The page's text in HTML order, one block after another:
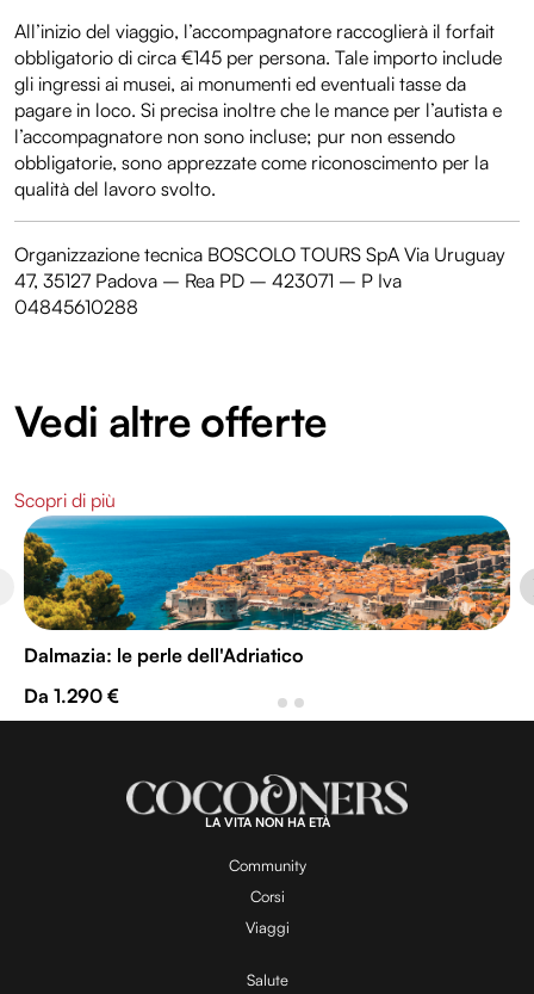
All’inizio del viaggio, l’accompagnatore raccoglierà il forfait
obbligatorio di circa €145 per persona. Tale importo include
gli ingressi ai musei, ai monumenti ed eventuali tasse da
pagare in loco. Si precisa inoltre che le mance per l’autista e
l’accompagnatore non sono incluse; pur non essendo
obbligatorie, sono apprezzate come riconoscimento per la
qualità del lavoro svolto.
Organizzazione tecnica BOSCOLO TOURS SpA Via Uruguay
47, 35127 Padova – Rea PD – 423071 – P Iva
04845610288
Vedi altre offerte
Scopri di più
Dalmazia: le perle dell'Adriatico
Da 1.290 €
LA VITA NON HA ETÀ
Community
Corsi
Viaggi
Salute